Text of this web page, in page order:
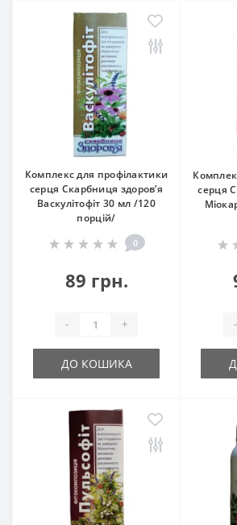
Комплекс для профілактики
серця Скарбниця здоров’я
Васкулітофіт 30 мл /120
порцій/
0
89 грн.
- +
ДО КОШИКА
серця
-